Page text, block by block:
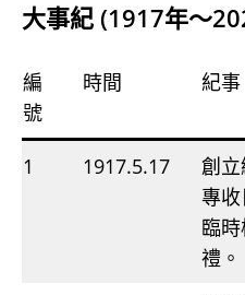
大事紀 (1917年〜
編
號
時間 紀
1 1917.5.17
創立
專
臨
禮。